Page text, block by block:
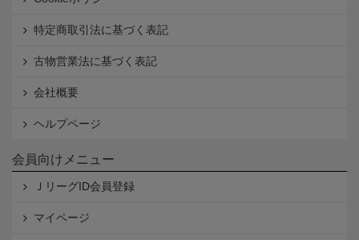
特定商取引法に基づく表記
古物営業法に基づく表記
会社概要
ヘルプページ
会員向けメニュー
ＪリーグID会員登録
マイページ